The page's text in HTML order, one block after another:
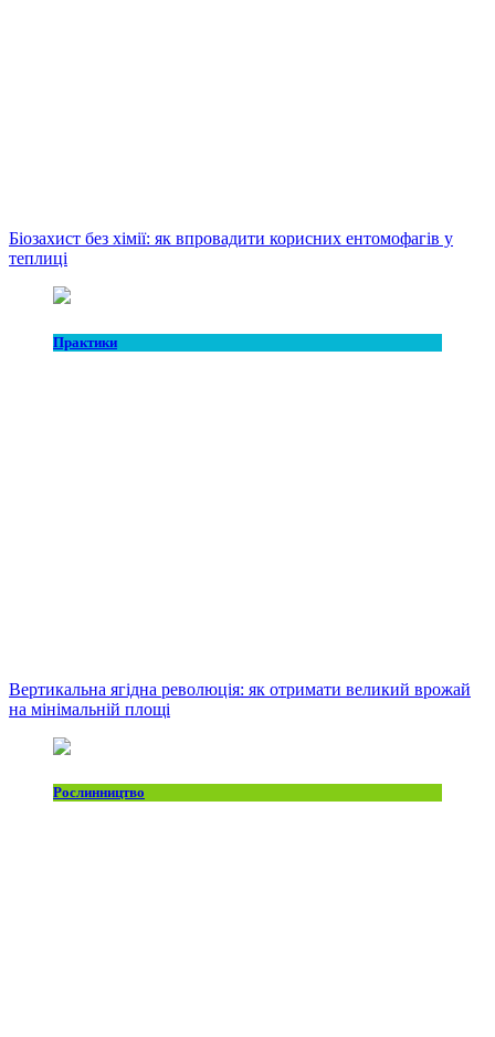
Біозахист без хімії: як впровадити корисних ентомофагів у
теплиці
Практики
Вертикальна ягідна революція: як отримати великий врожай
на мінімальній площі
Рослинництво